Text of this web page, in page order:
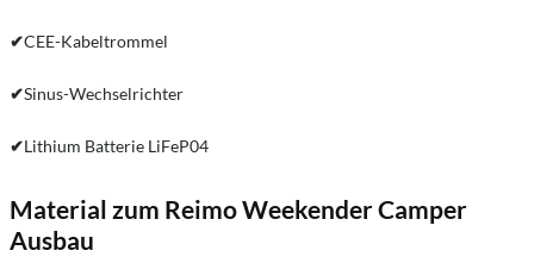
✔CEE-Kabeltrommel
✔Sinus-Wechselrichter
✔Lithium Batterie LiFeP04
Material zum Reimo Weekender Camper
Ausbau